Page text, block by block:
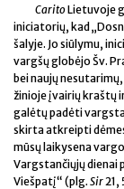
CaritoLietuvoje
iniciatorių, kad
šalyje. Jo siūlymu,
vargšų globėjo Šv.
bei naujų
žinioje įvairių kraštų
galėtų padėti
skirta atkreipti
mūsų laikysena
Vargstančiųjų dienai
Viešpatį“ (plg. Sir21,